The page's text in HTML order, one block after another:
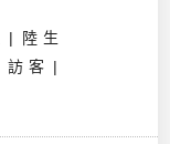
|
陸 生
訪 客 |